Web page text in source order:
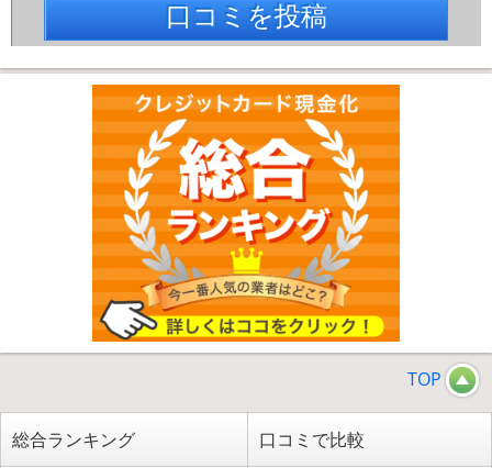
口コミを投稿
TOP
総合ランキング 口コミで比較